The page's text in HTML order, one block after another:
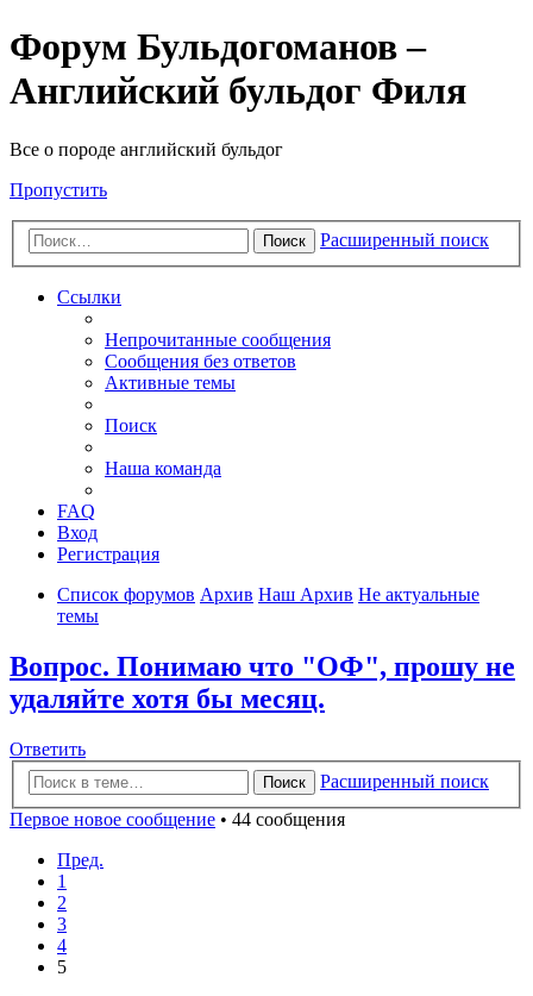
Форум Бульдогоманов –
Английский бульдог Филя
Все о породе английский бульдог
Пропустить
Поиск Расширенный поиск
Ссылки
Непрочитанные сообщения
Сообщения без ответов
Активные темы
Поиск
Наша команда
FAQ
Вход
Регистрация
Список форумов Архив Наш Архив Не актуальные
темы
Вопрос. Понимаю что "ОФ", прошу не
удаляйте хотя бы месяц.
Ответить
Поиск
Расширенный поиск
Первое новое сообщение • 44 сообщения
Пред.
1
2
3
4
5